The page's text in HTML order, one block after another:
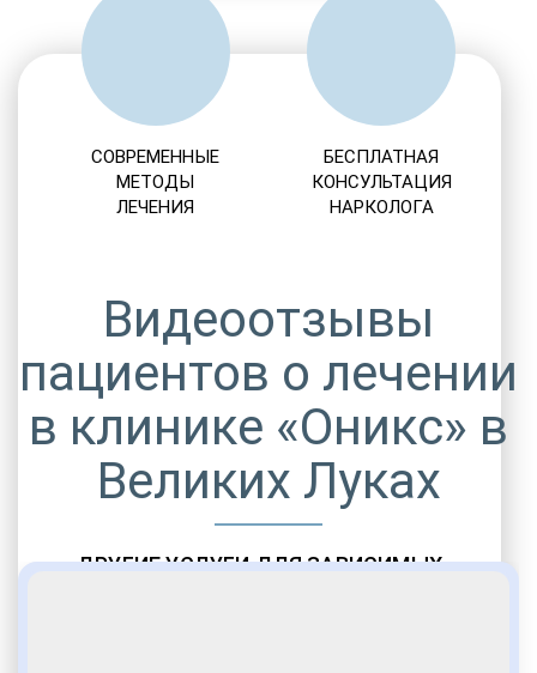
ДРУГИЕ УСЛУГИ ДЛЯ ЗАВИСИМЫХ
СОВРЕМЕННЫЕ
МЕТОДЫ
ЛЕЧЕНИЯ
БЕСПЛАТНАЯ
КОНСУЛЬТАЦИЯ
НАРКОЛОГА
Видеоотзывы
пациентов о лечении
в клинике «Оникс» в
Великих Луках